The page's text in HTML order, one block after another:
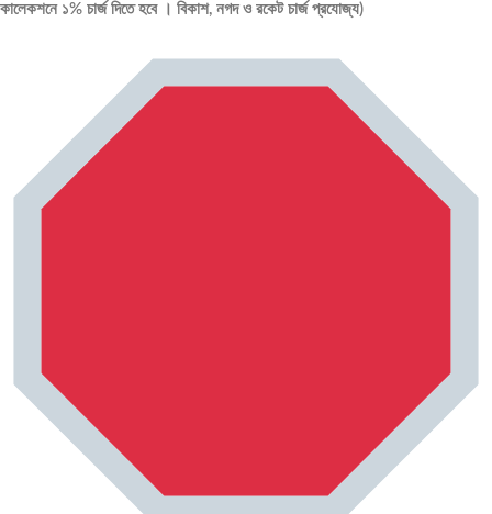
কালেকশনে ১% চার্জ দিতে হবে । বিকাশ, নগদ ও রকেট চার্জ প্রযোজ্য)